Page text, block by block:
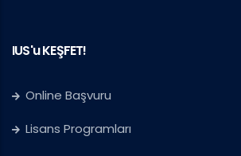
IUS'u KEŞFET!
Online Başvuru
Lisans Programları